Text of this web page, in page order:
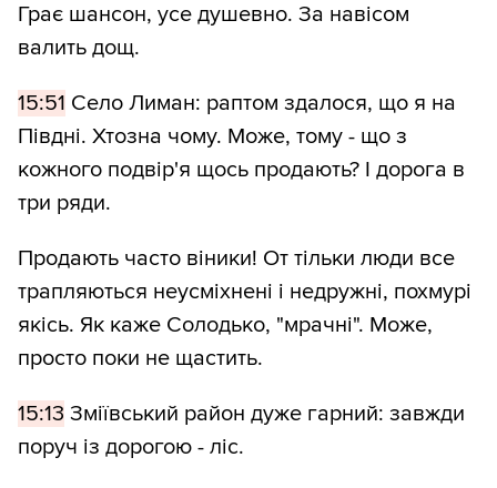
Грає шансон, усе душевно. За навісом
валить дощ.
15:51 Село Лиман: раптом здалося, що я на
Півдні. Хтозна чому. Може, тому - що з
кожного подвір'я щось продають? І дорога в
три ряди.
Продають часто віники! От тільки люди все
трапляються неусміхнені і недружні, похмурі
якісь. Як каже Солодько, "мрачні". Може,
просто поки не щастить.
15:13 Зміївський район дуже гарний: завжди
поруч із дорогою - ліс.